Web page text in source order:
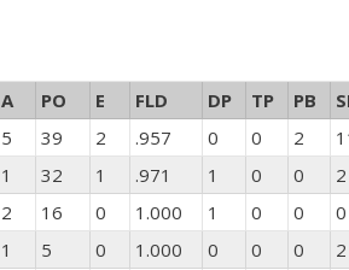
A PO E FLD DP TP PB
5 39 2 .957 0 0 2
1 32 1 .971 1 0 0
2
2 16 0 1.000 1 0 0
0
1 5 0 1.000 0 0 0
2